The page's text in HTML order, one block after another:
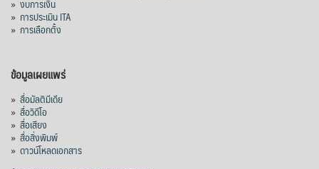
» งบการเงิน
» การประเมิน ITA
» การเลือกตั้ง
ข้อมูลเผยแพร่
» สื่อมัลติมีเดีย
» สื่อวิดีโอ
» สื่อเสียง
» สื่อสิ่งพิมพ์
» ดาวน์โหลดเอกสาร